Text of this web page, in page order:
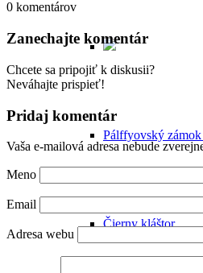
Pálffyovský
Čierny kláštor
0 komentárov
Zanechajte komentár
Chcete sa pripojiť k diskusii?
Neváhajte prispieť!
Pridaj komentár
Vaša e-mailová adresa nebude
Meno
Email
Adresa webu